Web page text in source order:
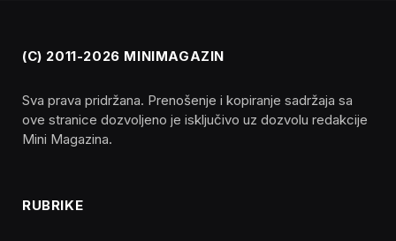
(C) 2011-2026 MINIMAGAZIN
Sva prava pridržana. Prenošenje i kopiranje sadržaja sa
ove stranice dozvoljeno je isključivo uz dozvolu redakcije
Mini Magazina.
RUBRIKE